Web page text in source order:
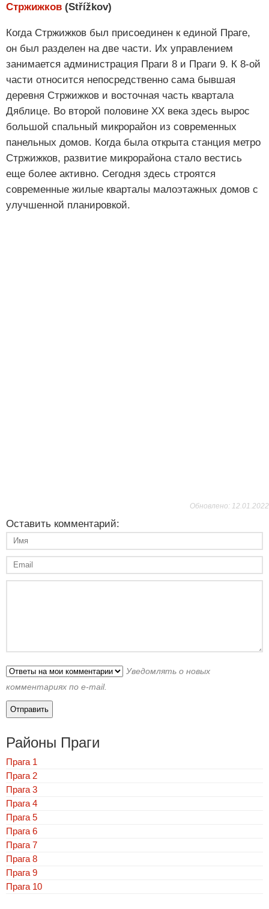
Стржижков (Střížkov)
Когда Стржижков был присоединен к единой Праге,
он был разделен на две части. Их управлением
занимается администрация Праги 8 и Праги 9. К 8-ой
части относится непосредственно сама бывшая
деревня Стржижков и восточная часть квартала
Дяблице. Во второй половине XX века здесь вырос
большой спальный микрорайон из современных
панельных домов. Когда была открыта станция метро
Стржижков, развитие микрорайона стало вестись
еще более активно. Сегодня здесь строятся
современные жилые кварталы малоэтажных домов с
улучшенной планировкой.
Обновлено: 12.01.2022
Оставить комментарий:
Уведомлять о новых
комментариях по e-mail.
Районы Праги
Прага 1
Прага 2
Прага 3
Прага 4
Прага 5
Прага 6
Прага 7
Прага 8
Прага 9
Прага 10